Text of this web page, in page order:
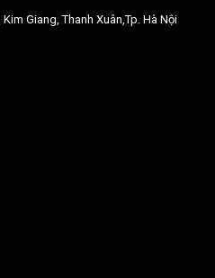
Giang, Thanh Xuân,Tp. Hà Nội